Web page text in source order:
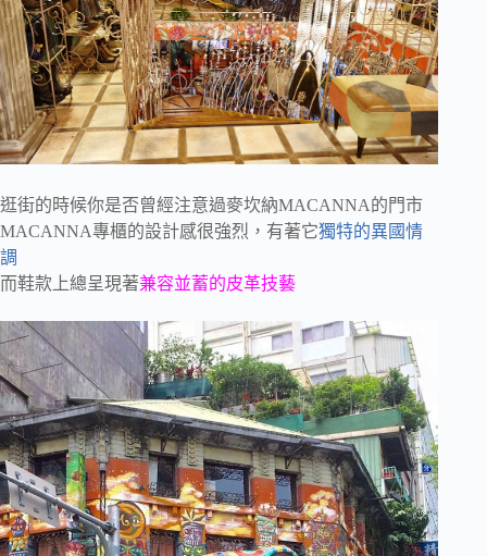
逛街的時候你是否曾經注意過麥坎納MACANNA的門市
MACANNA專櫃的設計感很強烈，有著它獨特的異國情
調
而鞋款上總呈現著兼容並蓄的皮革技藝